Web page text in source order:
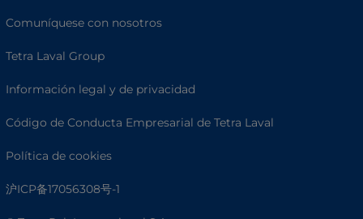
Comuníquese con nosotros
Tetra Laval Group
Información legal y de privacidad
Código de Conducta Empresarial de Tetra Laval
Política de cookies
沪ICP备17056308号-1